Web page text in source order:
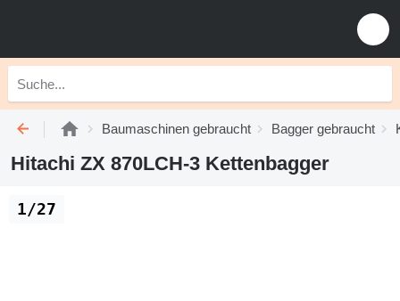
Baumaschinen gebraucht Bagger gebraucht
Hitachi ZX 870LCH-3 Kettenbagger
1/27